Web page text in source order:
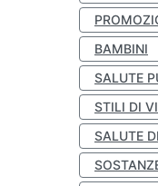
BAMBINI
SALUTE
STILI DI
SALUTE